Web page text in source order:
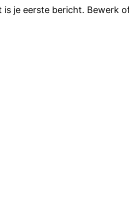
is je eerste bericht. Bewerk